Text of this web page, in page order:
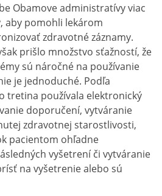
Obamove administratívy viac
aby pomohli lekárom
zdravotné záznamy.
prišlo množstvo sťažností, že
sú náročné na používanie
je jednoduché. Podľa
tretina používala elektronický
doporučení, vytváranie
zdravotnej starostlivosti,
pacientom ohľadne
vyšetrení či vytváranie
na vyšetrenie alebo sú